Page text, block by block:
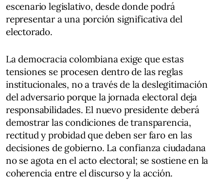
escenario legislativo, desde donde podrá
representar a una porción significativa del
electorado.
La democracia colombiana exige que estas
tensiones se procesen dentro de las reglas
institucionales, no a través de la deslegitimación
del adversario porque la jornada electoral deja
responsabilidades. El nuevo presidente deberá
demostrar las condiciones de transparencia,
rectitud y probidad que deben ser faro en las
decisiones de gobierno. La confianza ciudadana
no se agota en el acto electoral; se sostiene en la
coherencia entre el discurso y la acción.